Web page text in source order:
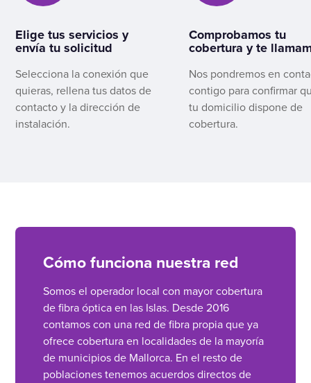
Elige tus servicios y
envía tu solicitud
Selecciona la conexión que
quieras, rellena tus datos de
contacto y la dirección de
instalación.
Comprobamos tu
cobertura y te
Nos pondremos en
contigo para confirmar
tu domicilio dispone de
cobertura.
Cómo funciona nuestra red
Somos el operador local con mayor cobertura
de fibra óptica en las Islas. Desde 2016
contamos con una red de fibra propia que ya
ofrece cobertura en localidades de la mayoría
de municipios de Mallorca. En el resto de
poblaciones tenemos acuerdos directos de